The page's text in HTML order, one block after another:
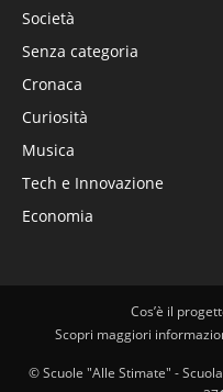
Società
Senza categoria
Cronaca
Curiosità
Musica
Tech e Innovazione
Economia
Cos’è il
Scopri maggiori
© Scuole "Alle Stimate" -